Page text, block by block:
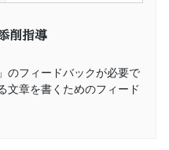
削指導
のフィードバックが必要で
文章を書くためのフィード